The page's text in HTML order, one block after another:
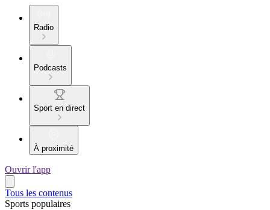
Radio
Podcasts
Sport en direct
À proximité
Ouvrir l'app
Tous les contenus
Sports populaires